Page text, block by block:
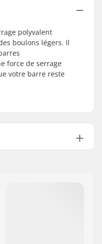
polyvalent
boulons légers. Il
force de serrage
votre barre reste